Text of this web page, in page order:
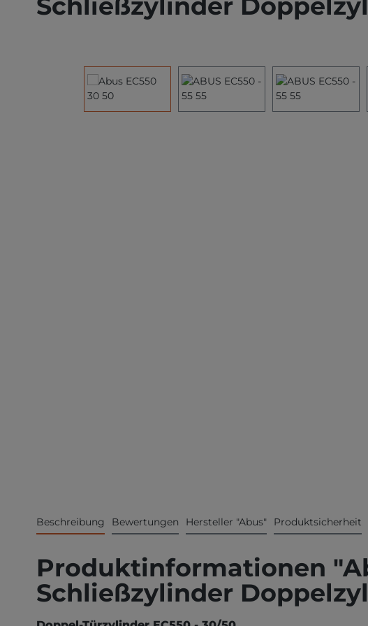
Bildergalerie überspringen
Beschreibung Bewertungen Hersteller "Abus" Produktsicherheit
Produktinformationen
Schließzylinder